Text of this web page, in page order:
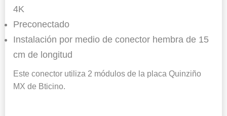
4K
Preconectado
Instalación por medio de conector hembra de 15
cm de longitud
Este conector utiliza 2 módulos de la placa Quinziño
MX de Bticino.